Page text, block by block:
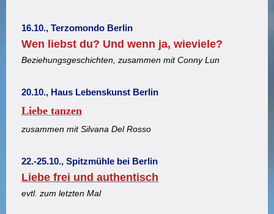
16.10., Terzomondo Berlin
Wen liebst du? Und wenn ja, wieviele?
Beziehungsgeschichten, zusammen mit Conny Lun
20.10., Haus Lebenskunst Berlin
Liebe tanzen
zusammen mit Silvana Del Rosso
22.-25.10., Spitzmühle bei Berlin
Liebe frei und authentisch
evtl. zum letzten Mal